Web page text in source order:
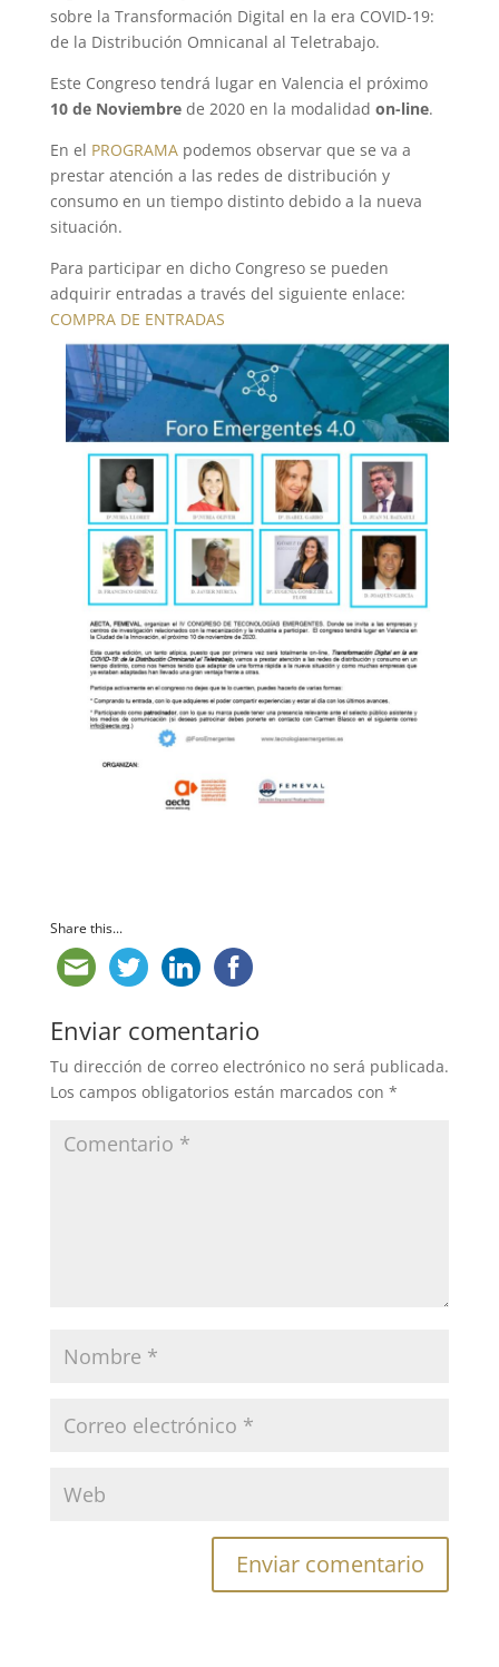
sobre la Transformación Digital en la era COVID-19:
de la Distribución Omnicanal al Teletrabajo.
Este Congreso tendrá lugar en Valencia el próximo
10 de Noviembre de 2020 en la modalidad on-line.
En el PROGRAMApodemos observar que se va a
prestar atención a las redes de distribución y
consumo en un tiempo distinto debido a la nueva
situación.
Para participar en dicho Congreso se pueden
adquirir entradas a través del siguiente enlace:
COMPRA DE ENTRADAS
Share this...
Enviar comentario
Tu dirección de correo electrónico no será publicada.
Los campos obligatorios están marcados con *